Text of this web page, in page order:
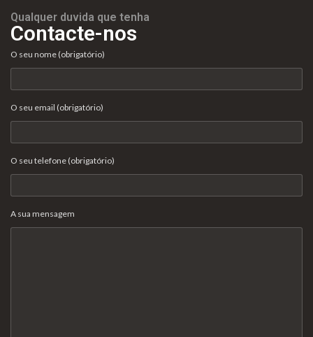
Qualquer duvida que tenha
Contacte-nos
O seu nome (obrigatório)
O seu email (obrigatório)
O seu telefone (obrigatório)
A sua mensagem